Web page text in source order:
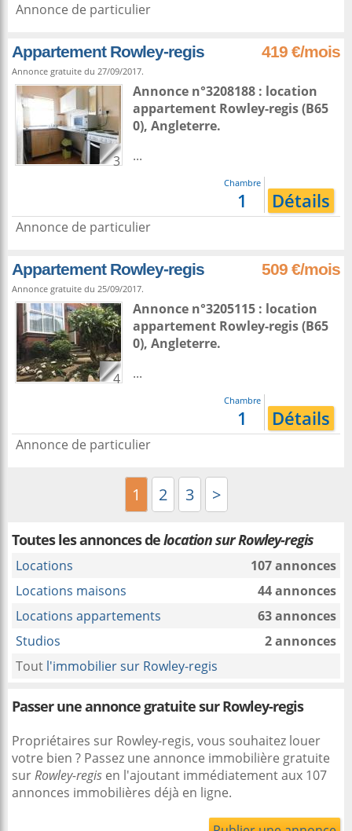
Annonce de particulier
Appartement Rowley-regis 419 €/mois
Annonce gratuite du 27/09/2017.
3
Annonce n°3208188 : location
appartement Rowley-regis(B65
0), Angleterre.
...
Chambre
1 Détails
Annonce de particulier
Appartement Rowley-regis 509 €/mois
Annonce gratuite du 25/09/2017.
4
Annonce n°3205115 : location
appartement Rowley-regis(B65
0), Angleterre.
...
Chambre
1 Détails
Annonce de particulier
1 2 3 >
Toutes les annonces delocation sur Rowley-regis
Locations
107 annonces
Locations maisons
44 annonces
Locations appartements
63 annonces
Studios
2 annonces
Tout l'immobilier sur Rowley-regis
Passer une annonce gratuite sur Rowley-regis
Propriétaires sur Rowley-regis, vous souhaitez louer
votre bien ? Passez une annonce immobilière gratuite
surRowley-regis en l'ajoutant immédiatement aux 107
annonces immobilières déjà en ligne.